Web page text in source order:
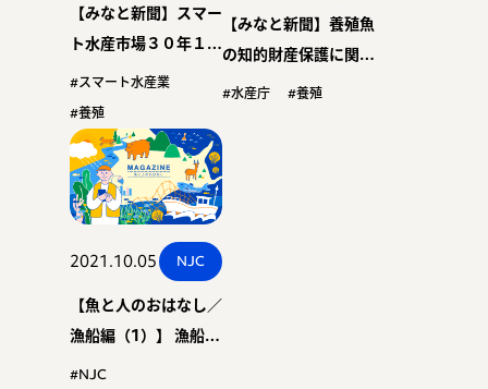
【みなと新聞】スマー
ト水産市場３０年１０
６億円 民間予測 １
０年で４倍 自動給餌
など伸び
#スマート水産業
#養殖
【みなと新聞】養殖魚
の知的財産保護に関す
る水産庁指針（上）
#水産庁 #養殖
2021.10.05 NJC
【魚と人のおはなし／
漁船編（1）】 漁船に
乗る？！知床半島の先
#NJC